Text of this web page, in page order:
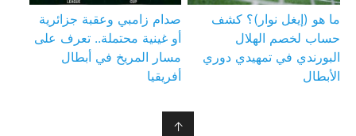
ما هو (إيغل نوار)؟ كشف
حساب لخصم الهلال
البورندي في تمهيدي دوري
الأبطال
صدام زامبي وعقبة جزائرية
أو غينية محتملة.. تعرف على
مسار المريخ في أبطال
أفريقيا
↑